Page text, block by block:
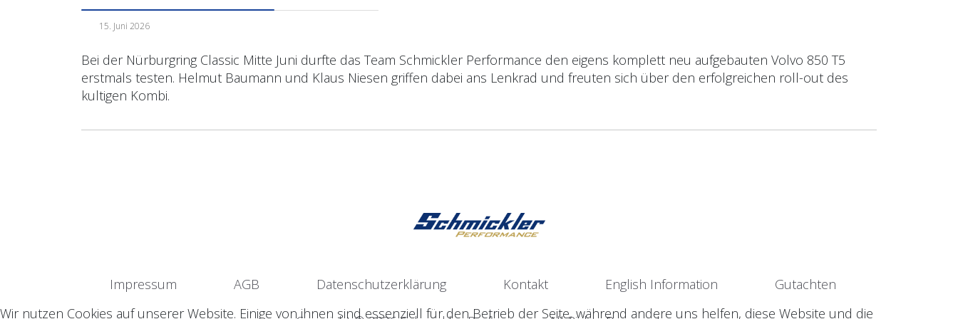
15. Juni 2026
Bei der Nürburgring Classic Mitte Juni durfte das Team Schmickler Performance den eigens komplett neu aufgebauten Volvo 850 T5
erstmals testen. Helmut Baumann und Klaus Niesen griffen dabei ans Lenkrad und freuten sich über den erfolgreichen roll-out des
kultigen Kombi.
Impressum AGB Datenschutzerklärung Kontakt English Information Gutachten
Wir nutzen Cookies auf unserer Website. Einige von ihnen sind essenziell für den Betrieb der Seite, während andere uns helfen, diese Website und die